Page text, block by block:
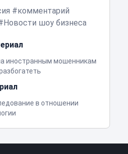
комментарий
Новости шоу бизнеса
иностранным мошенникам
в отношении